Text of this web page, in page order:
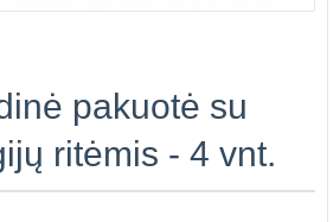
pakuotė su
ritėmis - 4 vnt.